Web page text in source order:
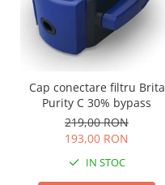
Cap conectare filtru Brita
Purity C 30% bypass
219,00 RON
193,00 RON
IN STOC